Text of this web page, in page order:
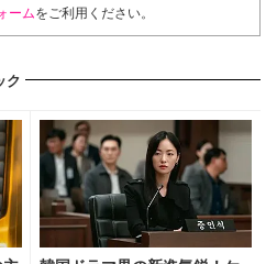
ームをご利用ください。
ク